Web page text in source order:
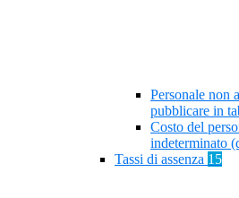
Personale non
pubblicare in
Costo del
indeterminato
Tassi di assenza 15